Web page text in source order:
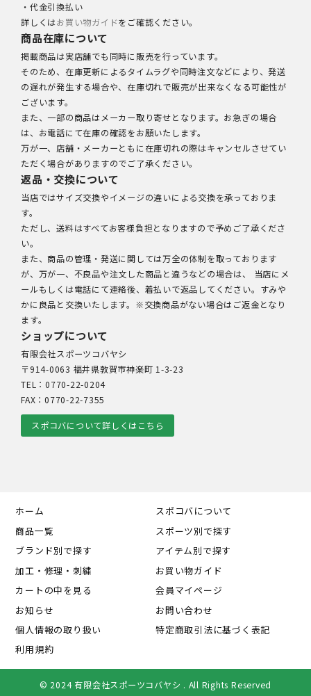
・代金引換払い
詳しくはお買い物ガイドをご確認ください。
商品在庫について
掲載商品は実店舗でも同時に販売を行っています。
そのため、在庫更新によるタイムラグや同時注文などにより、発送
の遅れが発生する場合や、在庫切れで販売が出来なくなる可能性が
ございます。
また、一部の商品はメーカー取り寄せとなります。お急ぎの場合
は、お電話にて在庫の確認をお願いたします。
万が一、店舗・メーカーともに在庫切れの際はキャンセルさせてい
ただく場合がありますのでご了承ください。
返品・交換について
当店ではサイズ交換やイメージの違いによる交換を承っておりま
す。
ただし、送料はすべてお客様負担となりますので予めご了承くださ
い。
また、商品の管理・発送に関しては万全の体制を取っております
が、万が一、不良品や注文した商品と違うなどの場合は、 当店にメ
ールもしくは電話にて連絡後、着払いで返品してください。すみや
かに良品と交換いたします。※交換商品がない場合はご返金となり
ます。
ショップについて
有限会社スポーツコバヤシ
〒914-0063 福井県敦賀市神楽町 1-3-23
TEL：0770-22-0204
FAX：0770-22-7355
スポコバについて詳しくはこちら
ホーム
スポコバについて
商品一覧
スポーツ別で探す
ブランド別で探す
アイテム別で探す
加工・修理・刺繍
お買い物ガイド
カートの中を見る
会員マイページ
お知らせ
お問い合わせ
個人情報の取り扱い
特定商取引法に基づく表記
利用規約
© 2024 有限会社スポーツコバヤシ . All Rights Reserved